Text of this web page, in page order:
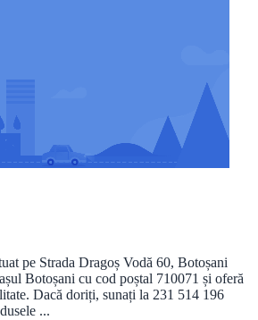
pe Strada Dragoș Vodă 60, Botoșani
Botoșani cu cod poștal 710071 și oferă
Dacă doriți, sunați la 231 514 196
...